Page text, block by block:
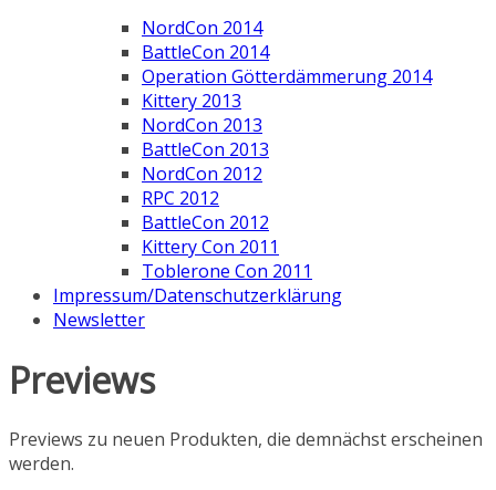
NordCon 2014
BattleCon 2014
Operation Götterdämmerung 2014
Kittery 2013
NordCon 2013
BattleCon 2013
NordCon 2012
RPC 2012
BattleCon 2012
Kittery Con 2011
Toblerone Con 2011
Impressum/Datenschutzerklärung
Newsletter
Previews
Previews zu neuen Produkten, die demnächst erscheinen
werden.